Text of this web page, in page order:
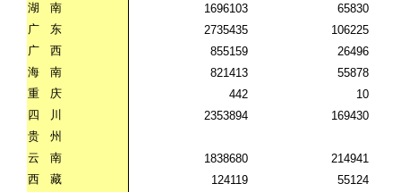
湖
南 1696103
65830
广
东 2735435
106225
广
西 855159
26496
海
南 821413
55878
重
庆 442
10
四
川 2353894
169430
贵
州
云
南 1838680
214941
西
藏 124119
55124